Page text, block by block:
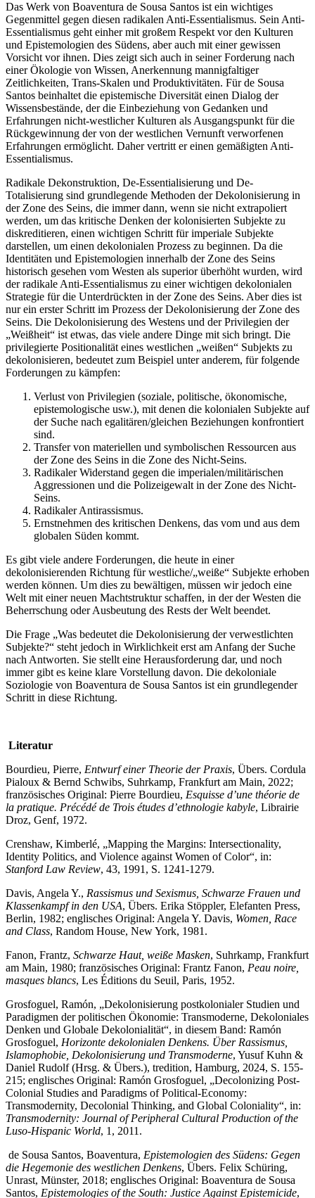
Das Werk von Boaventura de Sousa Santos ist ein wichtiges
Gegenmittel gegen diesen radikalen Anti-Essentialismus. Sein Anti-
Essentialismus geht einher mit großem Respekt vor den Kulturen
und Epistemologien des Südens, aber auch mit einer gewissen
Vorsicht vor ihnen. Dies zeigt sich auch in seiner Forderung nach
einer Ökologie von Wissen, Anerkennung mannigfaltiger
Zeitlichkeiten, Trans-Skalen und Produktivitäten. Für de Sousa
Santos beinhaltet die epistemische Diversität einen Dialog der
Wissensbestände, der die Einbeziehung von Gedanken und
Erfahrungen nicht-westlicher Kulturen als Ausgangspunkt für die
Rückgewinnung der von der westlichen Vernunft verworfenen
Erfahrungen ermöglicht. Daher vertritt er einen gemäßigten Anti-
Essentialismus.
Radikale Dekonstruktion, De-Essentialisierung und De-
Totalisierung sind grundlegende Methoden der Dekolonisierung in
der Zone des Seins, die immer dann, wenn sie nicht extrapoliert
werden, um das kritische Denken der kolonisierten Subjekte zu
diskreditieren, einen wichtigen Schritt für imperiale Subjekte
darstellen, um einen dekolonialen Prozess zu beginnen. Da die
Identitäten und Epistemologien innerhalb der Zone des Seins
historisch gesehen vom Westen als superior überhöht wurden, wird
der radikale Anti-Essentialismus zu einer wichtigen dekolonialen
Strategie für die Unterdrückten in der Zone des Seins. Aber dies ist
nur ein erster Schritt im Prozess der Dekolonisierung der Zone des
Seins. Die Dekolonisierung des Westens und der Privilegien der
„Weißheit“ ist etwas, das viele andere Dinge mit sich bringt. Die
privilegierte Positionalität eines westlichen „weißen“ Subjekts zu
dekolonisieren, bedeutet zum Beispiel unter anderem, für folgende
Forderungen zu kämpfen:
Verlust von Privilegien (soziale, politische, ökonomische,
epistemologische usw.), mit denen die kolonialen Subjekte auf
der Suche nach egalitären/gleichen Beziehungen konfrontiert
sind.
Transfer von materiellen und symbolischen Ressourcen aus
der Zone des Seins in die Zone des Nicht-Seins.
Radikaler Widerstand gegen die imperialen/militärischen
Aggressionen und die Polizeigewalt in der Zone des Nicht-
Seins.
Radikaler Antirassismus.
Ernstnehmen des kritischen Denkens, das vom und aus dem
globalen Süden kommt.
Es gibt viele andere Forderungen, die heute in einer
dekolonisierenden Richtung für westliche/„weiße“ Subjekte erhoben
werden können. Um dies zu bewältigen, müssen wir jedoch eine
Welt mit einer neuen Machtstruktur schaffen, in der der Westen die
Beherrschung oder Ausbeutung des Rests der Welt beendet.
Die Frage „Was bedeutet die Dekolonisierung der verwestlichten
Subjekte?“ steht jedoch in Wirklichkeit erst am Anfang der Suche
nach Antworten. Sie stellt eine Herausforderung dar, und noch
immer gibt es keine klare Vorstellung davon. Die dekoloniale
Soziologie von Boaventura de Sousa Santos ist ein grundlegender
Schritt in diese Richtung.
Literatur
Bourdieu, Pierre, Entwurf einer Theorie der Praxis, Übers. Cordula
Pialoux & Bernd Schwibs, Suhrkamp, Frankfurt am Main, 2022;
französisches Original: Pierre Bourdieu, Esquisse d’une théorie de
la pratique. Précédé de Trois études d’ethnologie kabyle, Librairie
Droz, Genf, 1972.
Crenshaw, Kimberlé, „Mapping the Margins: Intersectionality,
Identity Politics, and Violence against Women of Color“, in:
Stanford Law Review, 43, 1991, S. 1241-1279.
Davis, Angela Y., Rassismus und Sexismus, Schwarze Frauen und
Klassenkampf in den USA, Übers. Erika Stöppler, Elefanten Press,
Berlin, 1982; englisches Original: Angela Y. Davis, Women, Race
and Class, Random House, New York, 1981.
Fanon, Frantz, Schwarze Haut, weiße Masken, Suhrkamp, Frankfurt
am Main, 1980; französisches Original: Frantz Fanon, Peau noire,
masques blancs, Les Éditions du Seuil, Paris, 1952.
Grosfoguel, Ramón, „Dekolonisierung postkolonialer Studien und
Paradigmen der politischen Ökonomie: Transmoderne, Dekoloniales
Denken und Globale Dekolonialität“, in diesem Band: Ramón
Grosfoguel, Horizonte dekolonialen Denkens. Über Rassismus,
Islamophobie, Dekolonisierung und Transmoderne, Yusuf Kuhn &
Daniel Rudolf (Hrsg. & Übers.), tredition, Hamburg, 2024, S. 155-
215; englisches Original: Ramón Grosfoguel, „Decolonizing Post-
Colonial Studies and Paradigms of Political-Economy:
Transmodernity, Decolonial Thinking, and Global Coloniality“, in:
Transmodernity: Journal of Peripheral Cultural Production of the
Luso-Hispanic World, 1, 2011.
de Sousa Santos, Boaventura, Epistemologien des Südens: Gegen
die Hegemonie des westlichen Denkens, Übers. Felix Schüring,
Unrast, Münster, 2018; englisches Original: Boaventura de Sousa
Santos, Epistemologies of the South: Justice Against Epistemicide,